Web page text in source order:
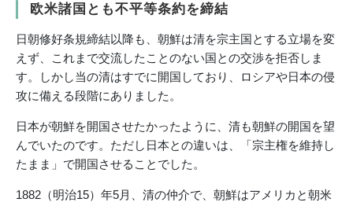
欧米諸国とも不平等条約を締結
日朝修好条規締結以降も、朝鮮は清を宗主国とする立場を変
えず、これまで交流したことのない国との交渉を拒否しま
す。しかし当の清はすでに開国しており、ロシアや日本の侵
攻に備える段階にありました。
日本が朝鮮を開国させたかったように、清も朝鮮の開国を望
んでいたのです。ただし日本との違いは、「宗主権を維持し
たまま」で開国させることでした。
1882（明治15）年5月、清の仲介で、朝鮮はアメリカと朝米